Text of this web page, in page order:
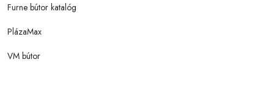
Furne bútor katalóg
PlázaMax
VM bútor